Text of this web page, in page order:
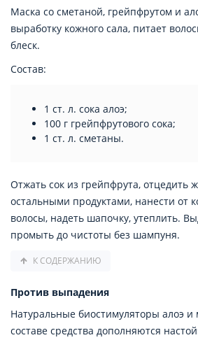
Маска со сметаной, грейпфрутом и
выработку кожного сала, питает
блеск.
Состав:
1 ст. л. сока алоэ;
100 г грейпфрутового сока;
1 ст. л. сметаны.
Отжать сок из грейпфрута, отцедить
остальными продуктами, нанести от
волосы, надеть шапочку, утеплить.
промыть до чистоты без шампуня.
К СОДЕРЖАНИЮ
Против выпадения
Натуральные биостимуляторы алоэ и
составе средства дополняются